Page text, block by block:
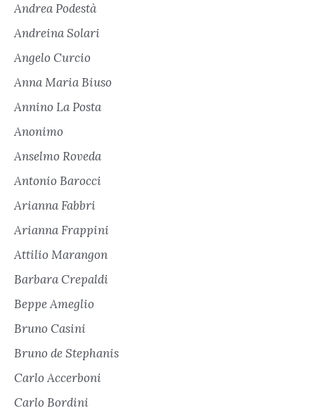
Andrea Podestà
Andreina Solari
Angelo Curcio
Anna Maria Biuso
Annino La Posta
Anonimo
Anselmo Roveda
Antonio Barocci
Arianna Fabbri
Arianna Frappini
Attilio Marangon
Barbara Crepaldi
Beppe Ameglio
Bruno Casini
Bruno de Stephanis
Carlo Accerboni
Carlo Bordini